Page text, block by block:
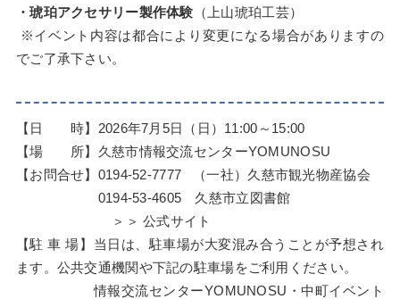
・琥珀アクセサリー製作体験 （上山琥珀工芸）
※イベント内容は都合により変更になる場合がありますの
でご了承下さい。
【日 時】2026年7月5日（日）11:00～15:00
【場 所】久慈市情報交流センターYOMUNOSU
【お問合せ】0194-52-7777 （一社）久慈市観光物産協会
0194-53-4605 久慈市立図書館
＞＞公式サイト
【駐 車 場】当日は、駐車場が大変混み合うことが予想され
ます。公共交通機関や下記の駐車場をご利用ください。
情報交流センターYOMUNOSU・中町イベント